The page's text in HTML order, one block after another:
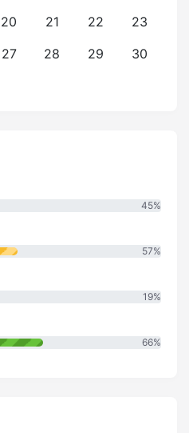
20 21 22
23
27 28 29
30
45%
57%
19%
66%